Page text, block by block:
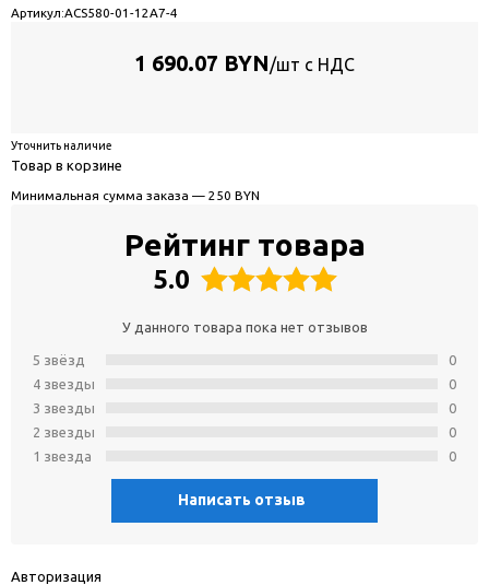
Артикул:ACS580-01-12A7-4
1 690.07 BYN/шт с НДС
Уточнить наличие
Товар в корзине
Минимальная сумма заказа — 250 BYN
Рейтинг товара
5.0
У данного товара пока нет отзывов
5 звёзд
4 звeзды
3 звeзды
2 звeзды
1 звeзда
0
0
0
0
0
Написать отзыв
Авторизация